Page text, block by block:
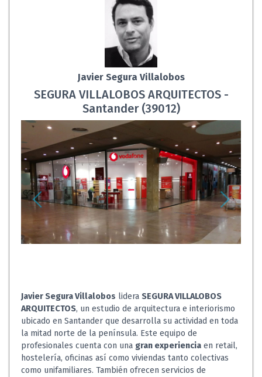
Javier Segura Villalobos
SEGURA VILLALOBOS ARQUITECTOS -
Santander (39012)
Javier Segura Villalobos lidera SEGURA VILLALOBOS
ARQUITECTOS, un estudio de arquitectura e interiorismo
ubicado en Santander que desarrolla su actividad en toda
la mitad norte de la península. Este equipo de
profesionales cuenta con una gran experiencia en retail,
hostelería, oficinas así como viviendas tanto colectivas
como unifamiliares. También ofrecen servicios de